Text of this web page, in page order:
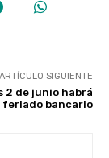
ARTÍCULO SIGUIENTE
2 de junio habrá
feriado bancario